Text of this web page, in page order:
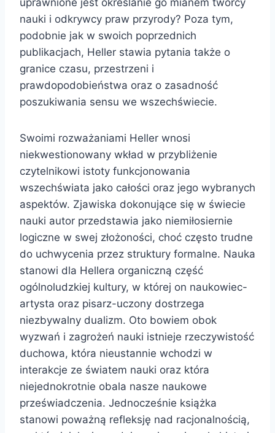
nauki i odkrywcy praw przyrody? Poza tym,
podobnie jak w swoich poprzednich
publikacjach, Heller stawia pytania także o
granice czasu, przestrzeni i
prawdopodobieństwa oraz o zasadność
poszukiwania sensu we wszechświecie.
Swoimi rozważaniami Heller wnosi
niekwestionowany wkład w przybliżenie
czytelnikowi istoty funkcjonowania
wszechświata jako całości oraz jego wybranych
aspektów. Zjawiska dokonujące się w świecie
nauki autor przedstawia jako niemiłosiernie
logiczne w swej złożoności, choć często trudne
do uchwycenia przez struktury formalne. Nauka
stanowi dla Hellera organiczną część
ogólnoludzkiej kultury, w której on naukowiec-
artysta oraz pisarz-uczony dostrzega
niezbywalny dualizm. Oto bowiem obok
wyzwań i zagrożeń nauki istnieje rzeczywistość
duchowa, która nieustannie wchodzi w
interakcje ze światem nauki oraz która
niejednokrotnie obala nasze naukowe
przeświadczenia. Jednocześnie książka
stanowi poważną refleksję nad racjonalnością,